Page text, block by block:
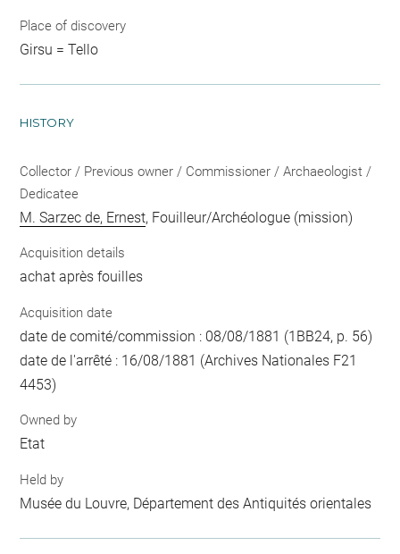
Place of discovery
Girsu = Tello
HISTORY
Collector / Previous owner / Commissioner / Archaeologist /
Dedicatee
M. Sarzec de, Ernest, Fouilleur/Archéologue (mission)
Acquisition details
achat après fouilles
Acquisition date
date de comité/commission : 08/08/1881 (1BB24, p. 56)
date de l'arrêté : 16/08/1881 (Archives Nationales F21
4453)
Owned by
Etat
Held by
Musée du Louvre, Département des Antiquités orientales